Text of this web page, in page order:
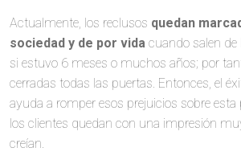
Actualmente, los reclusos quedan
sociedad y de por vida cuando salen
si estuvo 6 meses o muchos años; por
cerradas todas las puertas. Entonces, el
ayuda a romper esos prejuicios sobre esta
los clientes quedan con una impresión
creían.